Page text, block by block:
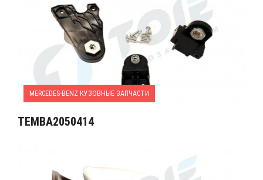
MERCEDES-BENZ КУЗОВНЫЕ ЗАПЧАСТИ
TEMBA2050414